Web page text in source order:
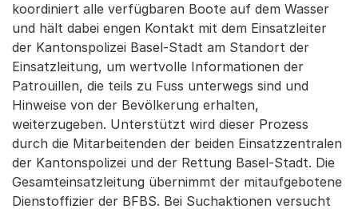
koordiniert alle verfügbaren Boote auf dem Wasser
und hält dabei engen Kontakt mit dem Einsatzleiter
der Kantonspolizei Basel-Stadt am Standort der
Einsatzleitung, um wertvolle Informationen der
Patrouillen, die teils zu Fuss unterwegs sind und
Hinweise von der Bevölkerung erhalten,
weiterzugeben. Unterstützt wird dieser Prozess
durch die Mitarbeitenden der beiden Einsatzzentralen
der Kantonspolizei und der Rettung Basel-Stadt. Die
Gesamteinsatzleitung übernimmt der mitaufgebotene
Dienstoffizier der BFBS. Bei Suchaktionen versucht